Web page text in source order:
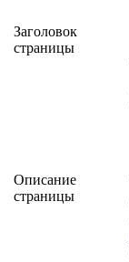
Заголовок
страницы
Описание
страницы